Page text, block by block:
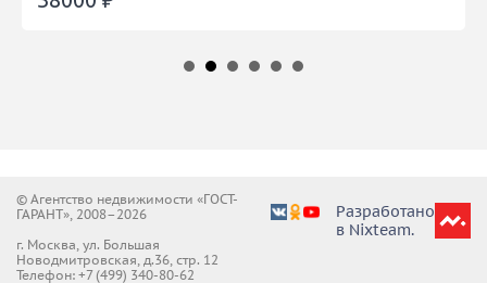
Разработано
в Nixteam.
© Агентство недвижимости «ГОСТ-
ГАРАНТ», 2008–2026
г. Москва, ул. Большая
Новодмитровская, д.36, стр. 12
Телефон: +7 (499) 340-80-62